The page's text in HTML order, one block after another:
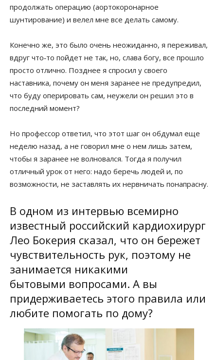
продолжать операцию (аортокоронарное
шунтирование) и велел мне все делать самому.
Конечно же, это было очень неожиданно, я переживал,
вдруг что‑то пойдет не так, но, слава богу, все прошло
просто отлично. Позднее я спросил у своего
наставника, почему он меня заранее не предупредил,
что буду оперировать сам, неужели он решил это в
последний момент?
Но профессор ответил, что этот шаг он обдумал еще
неделю назад, а не говорил мне о нем лишь затем,
чтобы я заранее не волновался. Тогда я получил
отличный урок от него: надо беречь людей и, по
возможности, не заставлять их нервничать понапрасну.
В одном из интервью всемирно
известный российский кардиохирург
Лео Бокерия сказал, что он бережет
чувствительность рук, поэтому не
занимается никакими
бытовыми вопросами. А вы
придерживаетесь этого правила или
любите помогать по дому?